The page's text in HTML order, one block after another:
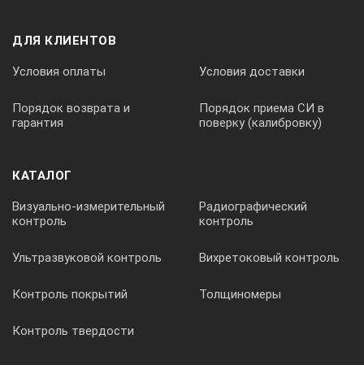
ДЛЯ КЛИЕНТОВ
Условия оплаты Условия доставки
Порядок возврата и
гарантия
Порядок приема СИ в
поверку (калибровку)
КАТАЛОГ
Визуально-измерительный
контроль
Радиографический
контроль
Ультразвуковой контроль Вихретоковый контроль
Контроль покрытий Толщиномеры
Контроль твердости